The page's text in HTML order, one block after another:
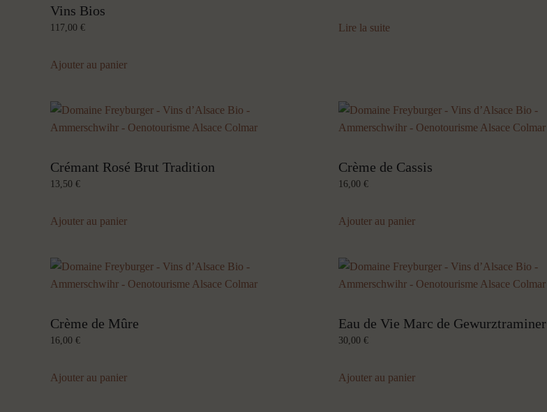
Vins Bios
117,00 €
Ajouter au panier
Lire la suite
Crémant Rosé Brut Tradition
13,50 €
Ajouter au panier
Crème de Cassis
16,00€
Ajouter au panier
Crème de Mûre
16,00 €
Ajouter au panier
Eau de Vie Marc de Gewurztraminer
30,00€
Ajouter au panier